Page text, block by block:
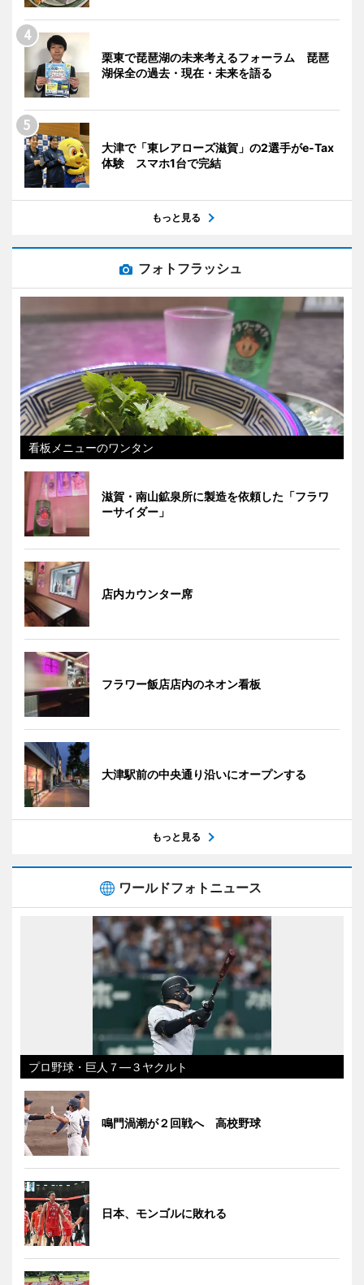
栗東で琵琶湖の未来考えるフォーラム 琵琶
湖保全の過去・現在・未来を語る
大津で「東レアローズ滋賀」の2選手がe-Tax
体験 スマホ1台で完結
もっと見る
フォトフラッシュ
看板メニューのワンタン
滋賀・南山鉱泉所に製造を依頼した「フラワ
ーサイダー」
店内カウンター席
フラワー飯店店内のネオン看板
大津駅前の中央通り沿いにオープンする
もっと見る
ワールドフォトニュース
プロ野球・巨人７―３ヤクルト
鳴門渦潮が２回戦へ 高校野球
日本、モンゴルに敗れる